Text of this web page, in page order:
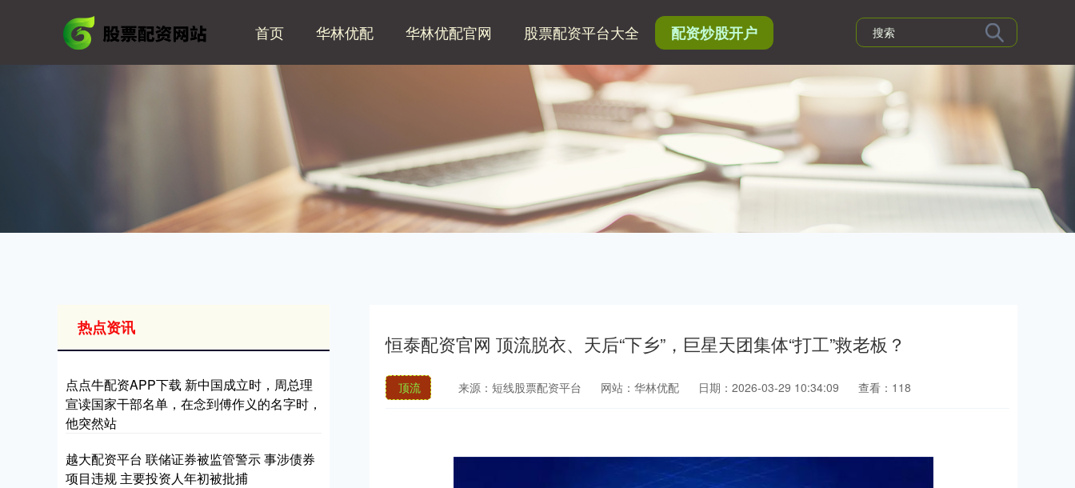
首页 华林优配 华林优配官网 股票配资平台大全 配资炒股开户
恒泰配资官网 顶流脱衣、天后“下乡”，巨星天团集体“打工”救老板？
顶流 来源：短线股票配资平台 网站：华林优配 日期：2026-03-29 10:34:09 查看：118
热点资讯
点点牛配资APP下载 新中国成立时，周总理
宣读国家干部名单，在念到傅作义的名字时，
他突然站
越大配资平台 联储证券被监管警示 事涉债券
项目违规 主要投资人年初被批捕